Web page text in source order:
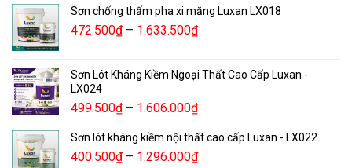
Sơn chống thấm pha xi măng Luxan LX018
472.500₫– 1.633.500₫
Sơn Lót Kháng Kiềm Ngoại Thất Cao Cấp Luxan -
LX024
499.500₫– 1.606.000₫
Sơn lót kháng kiềm nội thất cao cấp Luxan - LX022
400.500₫– 1.296.000₫